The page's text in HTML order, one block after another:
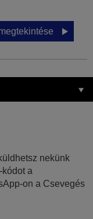
nekünk
a
on a Csevegés